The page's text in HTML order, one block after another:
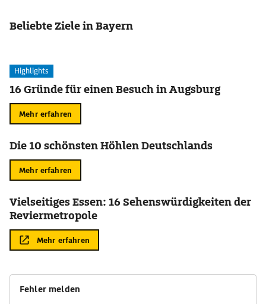
Beliebte Ziele in Bayern
Highlights
16 Gründe für einen Besuch in Augsburg
Mehr erfahren
Die 10 schönsten Höhlen Deutschlands
Mehr erfahren
Vielseitiges Essen: 16 Sehenswürdigkeiten der
Reviermetropole
Mehr erfahren
Fehler melden